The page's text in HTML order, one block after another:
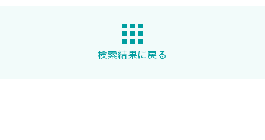
検索結果に戻る